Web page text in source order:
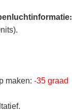
:
maken: -35 graad